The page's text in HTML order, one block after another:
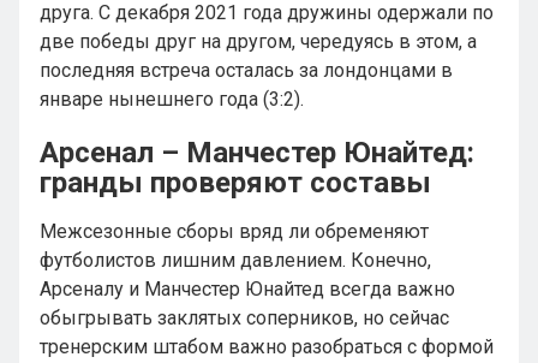
друга. С декабря 2021 года дружины одержали по
две победы друг на другом, чередуясь в этом, а
последняя встреча осталась за лондонцами в
январе нынешнего года (3:2).
Арсенал – Манчестер Юнайтед:
гранды проверяют составы
Межсезонные сборы вряд ли обременяют
футболистов лишним давлением. Конечно,
Арсеналу и Манчестер Юнайтед всегда важно
обыгрывать заклятых соперников, но сейчас
тренерским штабом важно разобраться с формой